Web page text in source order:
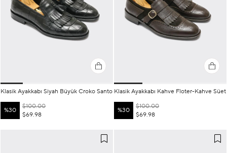
Klasik Ayakkabı Siyah Büyük Croko Santo
%30
$69.98
$100.00
Klasik Ayakkabı Kahve Floter-Kahve Süet
%30
$69.98
$100.00